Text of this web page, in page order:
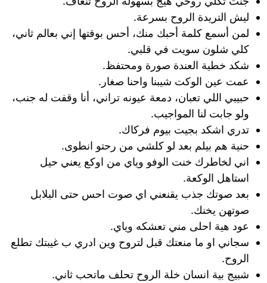
ليش التريدة الروح بسرعة.
لمن أسمع كلمة أحبك منك، أحس بوقتها إني بعالم ثاني،
كلي شلون سويت في قلبي.
شكد خطية العندة صورة ومحتفظ.
عمت عين الوكت شيبنا واحنا صغار.
حبيبي اللي تعبان، دمعة عيونه تراني، أنا وقفت له جنب،
ولو جابت لنا المواجيب.
تدري اشكد بجيت بيوم فركاك.
حنية هم بيلم بعد لو كلشي من رحتو انطوى.
اني لخاطرك خنت الوفو وياي من اوكع يعني حيل
استاهل الوكعة.
بعد صوتك جذب يقنعني اي صوت احس حتى البلابل
صوتهن يخنك.
عود هية احلى مني تعشكه وياي.
سجاني او ما منعتك قبل لتروح وين ادري ب غيبتك تطلع
الروح.
شبيج بية انسان خلة الروح تحلف ماتحب ثاني.